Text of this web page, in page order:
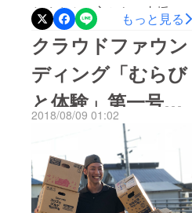
たくさんの方からご支援い
ただき、目標金額達成いた
しました！！ 万が一集まら
なかったら全額負担・・
色々なプレッシャーの中は
じめました。 みなさんの暖
かいメッセージ、応援に
色々な思いを感じ、元気を
もらい、勇気付けられてお
もっと見る
クラウドファウン
ディング「むらび
と体験」第一号
“しょうた君”
2018/08/09 01:02